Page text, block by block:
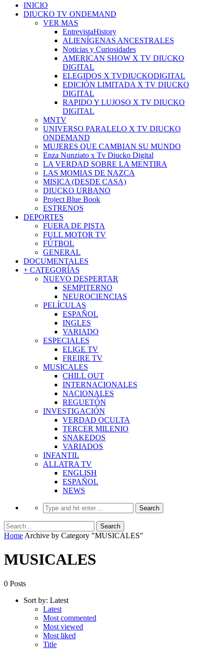
INICIO
DIUCKO TV ONDEMAND
VER MAS
EntrevistaHistory
ALIENÍGENAS ANCESTRALES
Noticias y Curiosidades
AMERICAN SHOW X TV DIUCKO
DIGITAL
ELEGIDOS X TVDIUCKODIGITAL
EDICIÓN LIMITADA X TV DIUCKO
DIGITAL
RAPIDO Y LUJOSO X TV DIUCKO
DIGITAL
MNTV
UNIVERSO PARALELO X TV DIUCKO
ONDEMAND
MUJERES QUE CAMBIAN SU MUNDO
Enza Nunziato x Tv Diucko Digital
LA VERDAD SOBRE LA MENTIRA
LAS MOMIAS DE NAZCA
MISICA (DESDE CASA)
DIUCKO URBANO
Project Blue Book
ESTRENOS
DEPORTES
FUERA DE PISTA
FULL MOTOR TV
FÚTBOL
GENERAL
DOCUMENTALES
+ CATEGORÍAS
NUEVO DESPERTAR
SEMPITERNO
NEUROCIENCIAS
PELÍCULAS
ESPAÑOL
INGLES
VARIADO
ESPECIALES
ELIGE TV
FREIRE TV
MUSICALES
CHILL OUT
INTERNACIONALES
NACIONALES
REGUETÓN
INVESTIGACIÓN
VERDAD OCULTA
TERCER MILENIO
SNAKEDOS
VARIADOS
INFANTIL
ALLATRA TV
ENGLISH
ESPAÑOL
NEWS
Home Archive by Category "MUSICALES"
MUSICALES
0 Posts
Sort by: Latest
Latest
Most commented
Most viewed
Most liked
Title